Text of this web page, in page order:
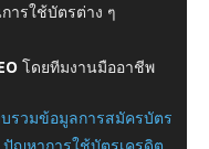
ารใช้บัตรต่าง ๆ
โดยทีมงานมืออาชีพ
รวมข้อมูลการสมัครบัตร